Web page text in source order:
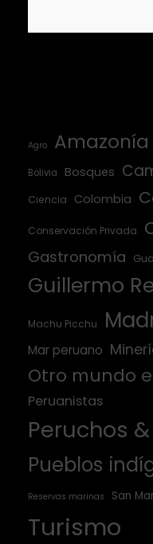
Agro Amazonía
Bolivia Bosques
Ciencia Colombia
Conservación Privada
Gastronomía
Guillermo
Machu Picchu
Mar peruano
Otro mundo
Peruanistas
Peruchos
Pueblos
Reservas marinas San
Turismo